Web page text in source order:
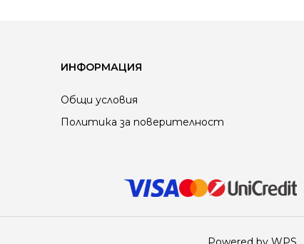
ИНФОРМАЦИЯ
Общи условия
Политика за поверителност